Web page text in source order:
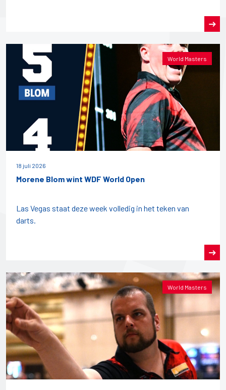
World Masters
18 juli 2026
Morene Blom wint WDF World Open
Las Vegas staat deze week volledig in het teken van
darts.
World Masters